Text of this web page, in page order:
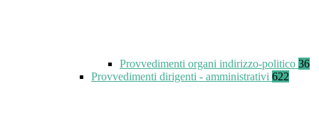
Provvedimenti organi indirizzo-politico 36
Provvedimenti dirigenti - amministrativi 622